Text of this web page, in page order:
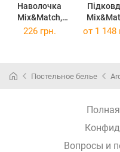
Наволочка
Mix&Match,
50х70см, 100
ART5070PCI
226 грн. от 1 148
Постельное белье
Вопросы и